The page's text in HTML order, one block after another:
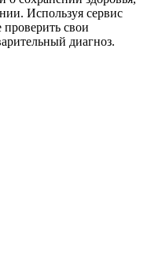
Используя сервис
свои
диагноз.